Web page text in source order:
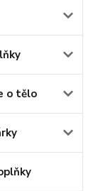
o tělo